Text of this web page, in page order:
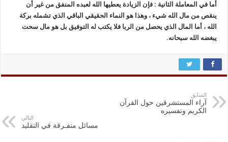
أما في المعاملة الثانية : فإن الزيادة يعطيها الله لعبده المنفق من غير أن
ينقص من مال الله شيء ، وهذا هو النماء الحقيقي الباقي الذي تشمله بركة
الله ، أما المال الذي يحصل من الربا فلا يكتب له التوفيق بل هو مال سحت
يبغضه الله سبحانه.
السابق
آراء المستشرقين حول القرآن
الكريم وتفسيره
التالي
مسائل متفـرقة في التقليد